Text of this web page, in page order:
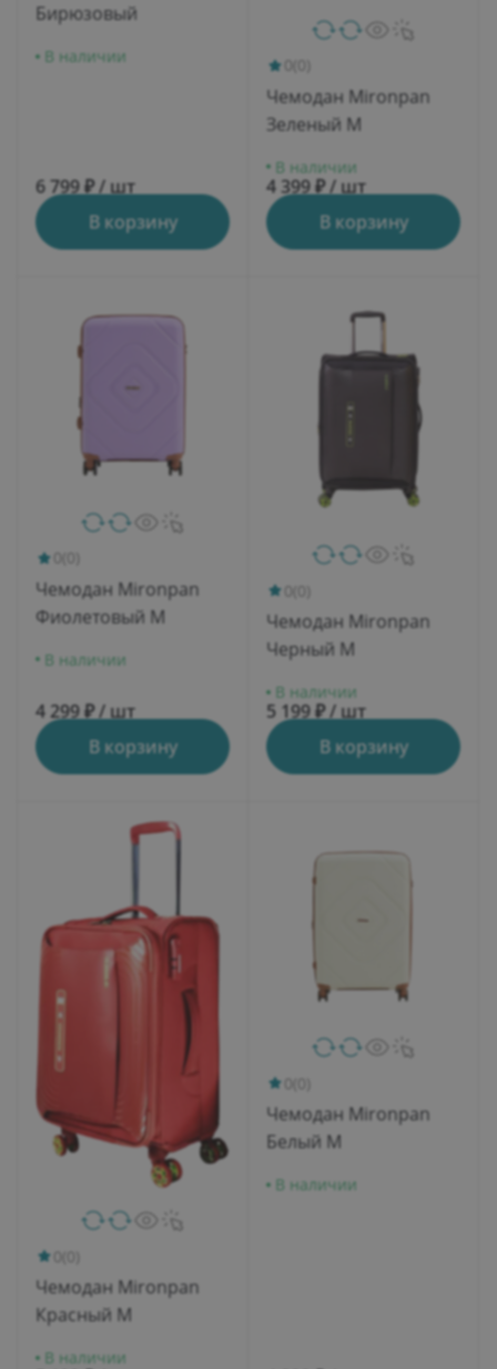
Бирюзовый
В наличии
6 799 ₽ / шт
В корзину
0(0)
Чемодан Mironpan
Зеленый M
В наличии
4 399 ₽ / шт
В корзину
0(0)
Чемодан Mironpan
Фиолетовый M
В наличии
4 299 ₽ / шт
В корзину
0(0)
Чемодан Mironpan
Черный M
В наличии
5 199 ₽ / шт
В корзину
0(0)
Чемодан Mironpan
Красный M
В наличии
0(0)
Чемодан Mironpan
Белый M
В наличии